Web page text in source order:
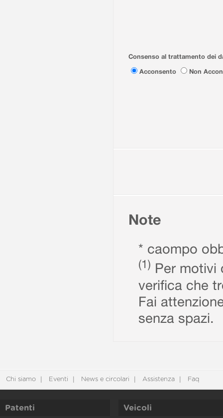
Consenso al trattamento dei
Acconsento
Non
Note
* caompo
(1) Per motivi
verifica che
Fai
senza spazi.
Chi siamo Eventi News e circolari Assistenza Faq
Patenti Veicoli